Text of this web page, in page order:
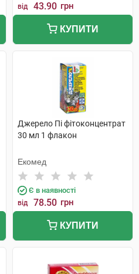
від 43.90 грн
КУПИТИ
Джерело Пі фітоконцентрат
30 мл 1 флакон
Екомед
Є в наявності
від 78.50 грн
КУПИТИ